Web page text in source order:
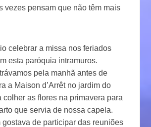
vezes pensam que não têm mais
celebrar a missa nos feriados
esta paróquia intramuros.
pela manhã antes de
a Maison d’Arrêt no jardim do
colher as flores na primavera para
que servia de nossa capela.
gostava de participar das reuniões